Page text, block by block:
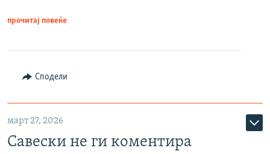
прочитај повеќе
Сподели
март 27, 2026
Савески не ги коментира